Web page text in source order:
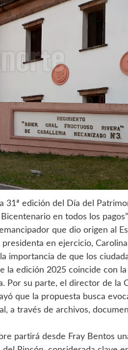
31ª edición del Día del
en todos los
que dio origen al
en ejercicio, Carolina
importancia de que los
la edición 2025 coincide con la
Por su parte, el director de la
que la propuesta busca
a través de archivos,
partirá desde Fray Bentos